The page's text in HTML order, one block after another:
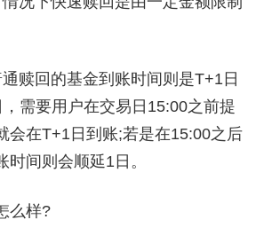
通赎回的基金到账时间则是T+1日
需要用户在交易日15:00之前提
会在T+1日到账;若是在15:00之后
间则会顺延1日。
么样?